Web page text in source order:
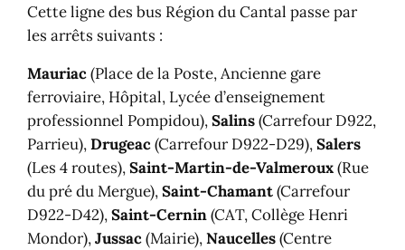
Cette ligne des bus Région du Cantal passe par
les arrêts suivants :
Mauriac(Place de la Poste, Ancienne gare
ferroviaire, Hôpital, Lycée d’enseignement
professionnel Pompidou),Salins(Carrefour D922,
Parrieu),Drugeac(Carrefour D922-D29),Salers
(Les 4 routes),Saint-Martin-de-Valmeroux(Rue
du pré du Mergue),Saint-Chamant(Carrefour
D922-D42),Saint-Cernin(CAT, Collège Henri
Mondor),Jussac(Mairie),Naucelles(Centre